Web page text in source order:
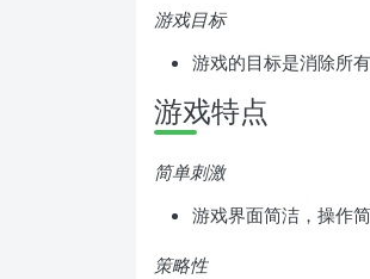
游戏目标
游戏的目标是消除所
游戏特点
简单刺激
游戏界面简洁，操作
策略性